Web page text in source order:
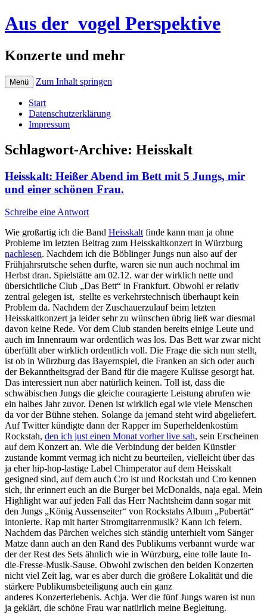
Aus der_vogel Perspektive
Konzerte und mehr
Menü Zum Inhalt springen
Start
Datenschutzerklärung
Impressum
Schlagwort-Archive: Heisskalt
Heisskalt: Heißer Abend im Bett mit 5 Jungs, mir
und einer schönen Frau.
Schreibe eine Antwort
Wie großartig ich die Band Heisskalt finde kann man ja ohne
Probleme im letzten Beitrag zum Heisskaltkonzert in Würzburg
nachlesen. Nachdem ich die Böblinger Jungs nun also auf der
Frühjahrsrutsche sehen durfte, waren sie nun auch nochmal im
Herbst dran. Spielstätte am 02.12. war der wirklich nette und
übersichtliche Club „Das Bett“ in Frankfurt. Obwohl er relativ
zentral gelegen ist, stellte es verkehrstechnisch überhaupt kein
Problem da. Nachdem der Zuschauerzulauf beim letzten
Heisskaltkonzert ja leider sehr zu wünschen übrig ließ war diesmal
davon keine Rede. Vor dem Club standen bereits einige Leute und
auch im Innenraum war ordentlich was los. Das Bett war zwar nicht
überfüllt aber wirklich ordentlich voll. Die Frage die sich nun stellt,
ist ob in Würzburg das Bayernspiel, die Franken an sich oder auch
der Bekanntheitsgrad der Band für die magere Kulisse gesorgt hat.
Das interessiert nun aber natürlich keinen. Toll ist, dass die
schwäbischen Jungs die gleiche couragierte Leistung abrufen wie
ein halbes Jahr zuvor. Denen ist wirklich egal wie viele Menschen
da vor der Bühne stehen. Solange da jemand steht wird abgeliefert.
Auf Twitter kündigte dann der Rapper im Superheldenkostüm
Rockstah, den ich just einen Monat vorher live sah, sein Erscheinen
auf dem Konzert an. Wie die Verbindung der beiden Künstler
zustande kommt vermag ich nicht zu beurteilen, vielleicht über das
ja eher hip-hop-lastige Label Chimperator auf dem Heisskalt
gesigned sind, auf dem auch Cro ist und Rockstah und Cro kennen
sich, ihr erinnert euch an die Burger bei McDonalds, naja egal. Mein
Highlight war auf jeden Fall das Herr Nachtsheim dann sogar mit
den Jungs „König Aussenseiter“ von Rockstahs Album „Pubertät“
intonierte. Rap mit harter Stromgitarrenmusik? Kann ich feiern.
Nachdem das Pärchen welches sich ständig unterhielt vom Sänger
Matze dann auch an den Rand des Publikums verbannt wurde war
der der Rest des Sets ähnlich wie in Würzburg, eine tolle laute In-
die-Fresse-Musik-Sause. Obwohl zwischen den beiden Konzerten
nicht viel Zeit lag, war es aber durch die größere Lokalität und die
stärkere Publikumsbeteiligung auch ein ganz
anderes Konzerterlebenis. Achja. Wer die fünf Jungs waren ist nun
ja geklärt, die schöne Frau war natürlich meine Begleitung.